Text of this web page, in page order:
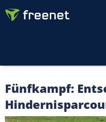
Fünfkampf: